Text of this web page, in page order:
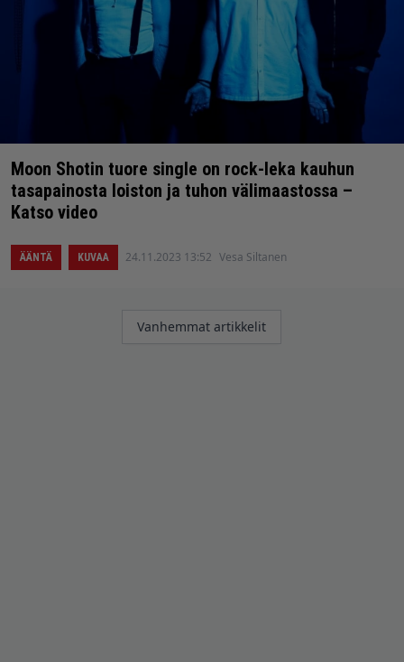
Moon Shotin tuore single on rock-leka kauhun
tasapainosta loiston ja tuhon välimaastossa –
Katso video
ÄÄNTÄ KUVAA 24.11.2023 13:52 Vesa Siltanen
Artikkelien
Vanhemmat artikkelit